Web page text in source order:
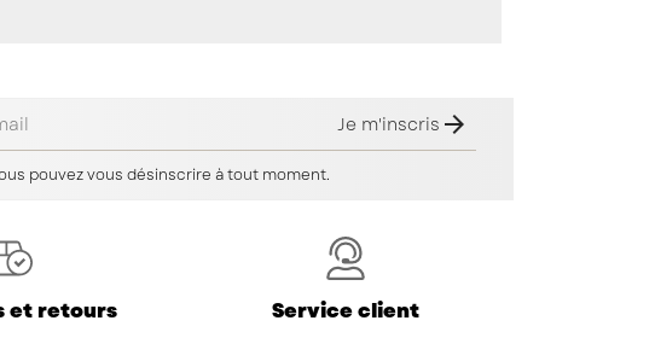
Je m'inscris 
pouvez vous désinscrire à tout moment.
et retours Service client